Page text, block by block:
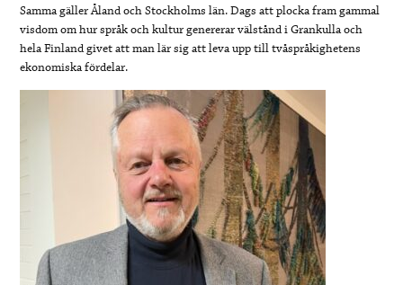
Samma gäller Åland och Stockholms län. Dags att plocka fram gammal
visdom om hur språk och kultur genererar välstånd i Grankulla och
hela Finland givet att man lär sig att leva upp till tvåspråkighetens
ekonomiska fördelar.